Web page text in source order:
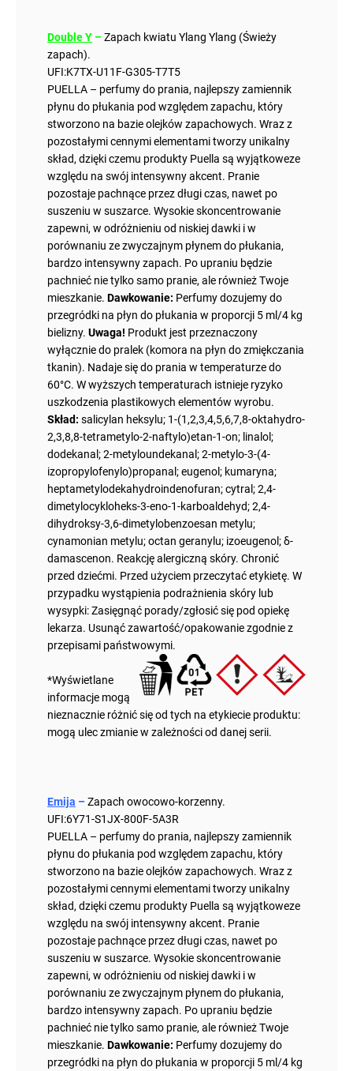
Double Y –Zapach kwiatu Ylang Ylang (Świeży
zapach).
UFI:K7TX-U11F-G305-T7T5
PUELLA – perfumy do prania, najlepszy zamiennik
płynu do płukania pod względem zapachu, który
stworzono na bazie olejków zapachowych. Wraz z
pozostałymi cennymi elementami tworzy unikalny
skład, dzięki czemu produkty Puella są wyjątkoweze
względu na swój intensywny akcent. Pranie
pozostaje pachnące przez długi czas, nawet po
suszeniu w suszarce. Wysokie skoncentrowanie
zapewni, w odróżnieniu od niskiej dawki i w
porównaniu ze zwyczajnym płynem do płukania,
bardzo intensywny zapach. Po upraniu będzie
pachnieć nie tylko samo pranie, ale również Twoje
mieszkanie. Dawkowanie: Perfumy dozujemy do
przegródki na płyn do płukania w proporcji 5 ml/4 kg
bielizny. Uwaga! Produkt jest przeznaczony
wyłącznie do pralek (komora na płyn do zmiękczania
tkanin). Nadaje się do prania w temperaturze do
60°C. W wyższych temperaturach istnieje ryzyko
uszkodzenia plastikowych elementów wyrobu.
Skład: salicylan heksylu; 1-(1,2,3,4,5,6,7,8-oktahydro-
2,3,8,8-tetrametylo-2-naftylo)etan-1-on; linalol;
dodekanal; 2-metyloundekanal; 2-metylo-3-(4-
izopropylofenylo)propanal; eugenol; kumaryna;
heptametylodekahydroindenofuran; cytral; 2,4-
dimetylocykloheks-3-eno-1-karboaldehyd; 2,4-
dihydroksy-3,6-dimetylobenzoesan metylu;
cynamonian metylu; octan geranylu; izoeugenol; δ-
damascenon. Reakcję alergiczną skóry. Chronić
przed dziećmi. Przed użyciem przeczytać etykietę. W
przypadku wystąpienia podrażnienia skóry lub
wysypki: Zasięgnąć porady/zgłosić się pod opiekę
lekarza. Usunąć zawartość/opakowanie zgodnie z
przepisami państwowymi.
*Wyświetlane
informacje mogą
nieznacznie różnić się od tych na etykiecie produktu:
mogą ulec zmianie w zależności od danej serii.
Emija – Zapach owocowo-korzenny.
UFI:6Y71-S1JX-800F-5A3R
PUELLA – perfumy do prania, najlepszy zamiennik
płynu do płukania pod względem zapachu, który
stworzono na bazie olejków zapachowych. Wraz z
pozostałymi cennymi elementami tworzy unikalny
skład, dzięki czemu produkty Puella są wyjątkoweze
względu na swój intensywny akcent. Pranie
pozostaje pachnące przez długi czas, nawet po
suszeniu w suszarce. Wysokie skoncentrowanie
zapewni, w odróżnieniu od niskiej dawki i w
porównaniu ze zwyczajnym płynem do płukania,
bardzo intensywny zapach. Po upraniu będzie
pachnieć nie tylko samo pranie, ale również Twoje
mieszkanie. Dawkowanie: Perfumy dozujemy do
przegródki na płyn do płukania w proporcji 5 ml/4 kg